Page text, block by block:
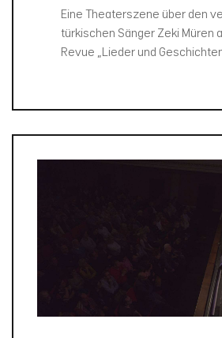
Eine Theaterszene über den
türkischen Sänger Zeki Müren
Revue „Lieder und